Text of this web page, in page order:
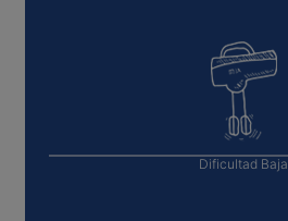
Dificultad Baja